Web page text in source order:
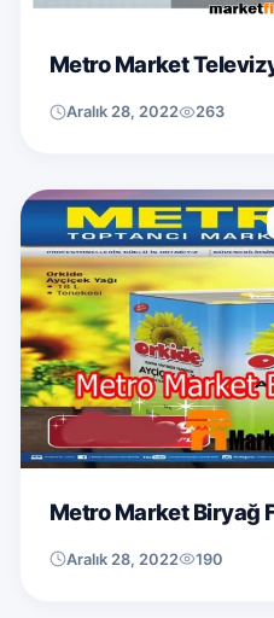
Metro Market
Aralık 28, 2022 263
Metro Market Biryağ
Aralık 28, 2022 190